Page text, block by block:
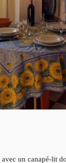
un canapé-lit